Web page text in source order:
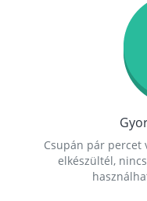
Csupán pár percet
elkészültél,